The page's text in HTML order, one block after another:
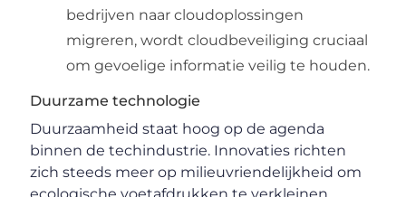
bedrijven naar cloudoplossingen
migreren, wordt cloudbeveiliging cruciaal
om gevoelige informatie veilig te houden.
Duurzame technologie
Duurzaamheid staat hoog op de agenda
binnen de techindustrie. Innovaties richten
zich steeds meer op milieuvriendelijkheid om